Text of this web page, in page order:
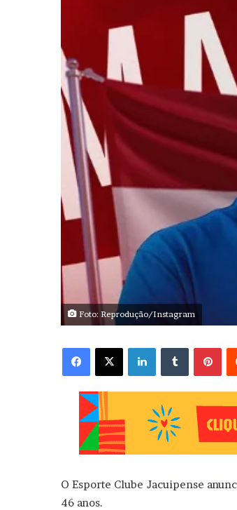
Foto: Reprodução/Instagram
Facebook X Linkedin
O Esporte Clube Jacuipense
46 anos.